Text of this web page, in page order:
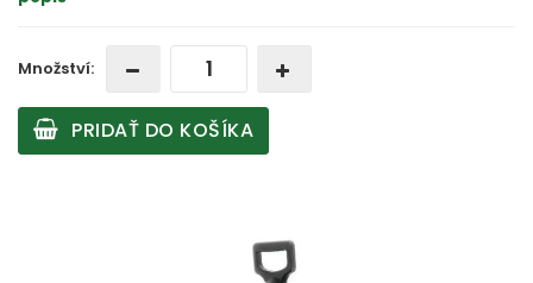
Množství:
PRIDAŤ DO KOŠÍKA